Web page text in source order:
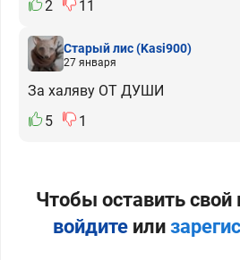
2 11
Старый лис(Kasi900)
27 января
За халяву ОТ ДУШИ
5
1
Чтобы оставить
войдитеили